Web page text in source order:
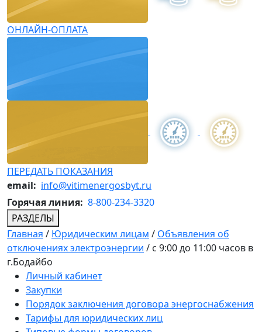
ОНЛАЙН-ОПЛАТА
ПЕРЕДАТЬ ПОКАЗАНИЯ
email: info@vitimenergosbyt.ru
Горячая линия: 8-800-234-3320
РАЗДЕЛЫ
Главная / Юридическим лицам / Объявления об
отключениях электроэнергии / с 9:00 до 11:00 часов в
г.Бодайбо
Личный кабинет
Закупки
Порядок заключения договора энергоснабжения
Тарифы для юридических лиц